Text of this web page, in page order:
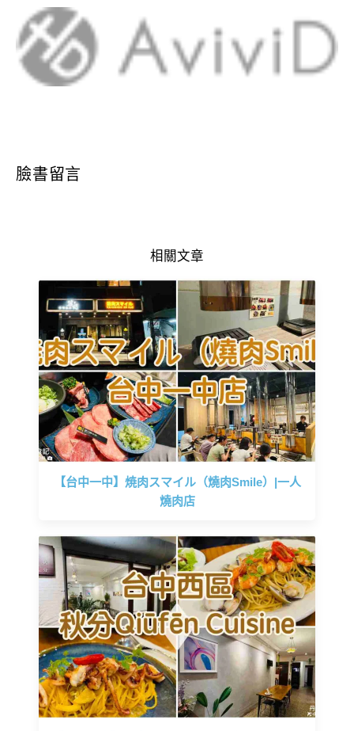
臉書留言
相關文章
【台中一中】焼肉スマイル（燒肉Smile）|一人
燒肉店